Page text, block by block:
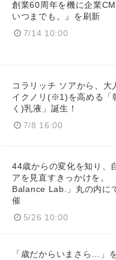
創業60周年を機に企業CM
いつまでも。』を刷新
7/14 10:00
コラリッチ ソアから、大
イクノリ(※1)を高める「
く)乳液」誕生！
7/8 16:00
44歳からの変化を知り、
アを見直すきっかけを。
Balance Lab.」丸の内に
催
5/26 10:00
「歳だからいまさら…」